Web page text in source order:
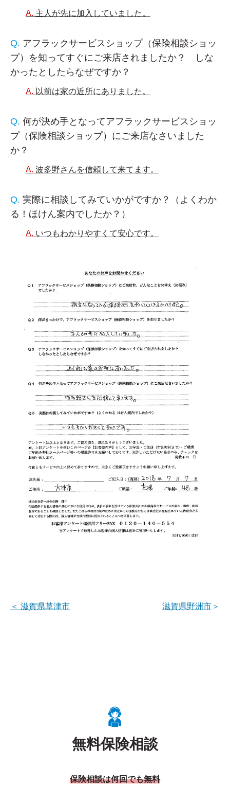
主人が先に加入していました。
アフラックサービスショップ（保険相談ショッ
プ）を知ってすぐにご来店されましたか？ しな
かったとしたらなぜですか？
以前は家の近所にありました。
何が決め手となってアフラックサービスショッ
プ（保険相談ショップ）にご来店なさいました
か？
波多野さんを信頼して来てます。
実際に相談してみていかがですか？（よくわか
る！ほけん案内でしたか？）
いつもわかりやすくて安心です。
＜ 滋賀県草津市 ＞
滋賀県野洲市
無料保険相談
保険相談は何回でも無料